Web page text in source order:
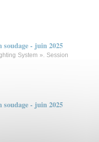
soudage - juin 2025
System ». Session
soudage - juin 2025